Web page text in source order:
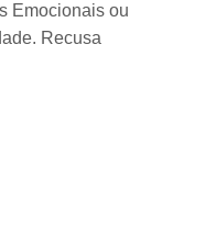
Emocionais ou
Recusa